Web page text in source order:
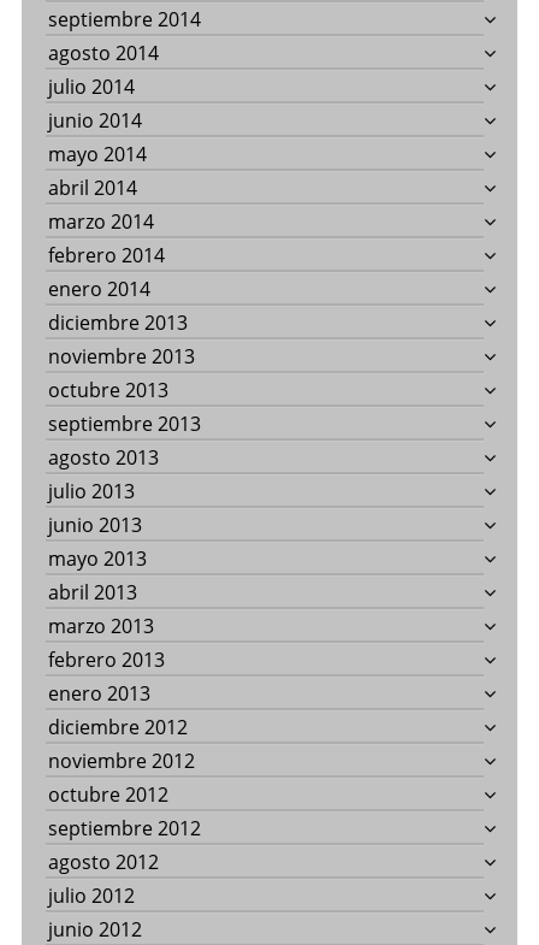
septiembre 2014
agosto 2014
julio 2014
junio 2014
mayo 2014
abril 2014
marzo 2014
febrero 2014
enero 2014
diciembre 2013
noviembre 2013
octubre 2013
septiembre 2013
agosto 2013
julio 2013
junio 2013
mayo 2013
abril 2013
marzo 2013
febrero 2013
enero 2013
diciembre 2012
noviembre 2012
octubre 2012
septiembre 2012
agosto 2012
julio 2012
junio 2012